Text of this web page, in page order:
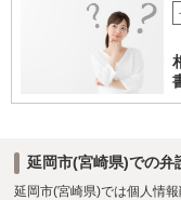
延岡市(宮崎県)での弁
延岡市(宮崎県)では個人情